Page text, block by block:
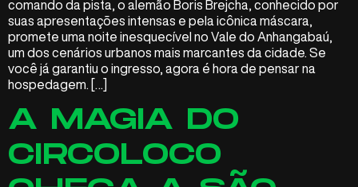
comando da pista, o alemão Boris Brejcha, conhecido por
suas apresentações intensas e pela icônica máscara,
promete uma noite inesquecível no Vale do Anhangabaú,
um dos cenários urbanos mais marcantes da cidade. Se
você já garantiu o ingresso, agora é hora de pensar na
hospedagem. […]
A MAGIA DO
CIRCOLOCO